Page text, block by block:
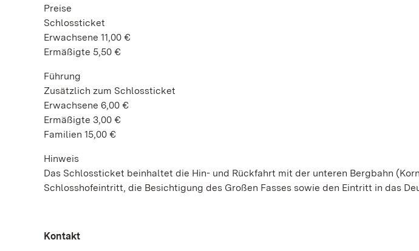
Preise
Schlossticket
Erwachsene 11,00 €
Ermäßigte 5,50 €
Führung
Zusätzlich zum Schlossticket
Erwachsene 6,00 €
Ermäßigte 3,00 €
Familien 15,00 €
Hinweis
Das Schlossticket beinhaltet die Hin- und Rückfahrt mit der unteren Bergbahn
Schlosshofeintritt, die Besichtigung des Großen Fasses sowie den Eintritt in das
Kontakt